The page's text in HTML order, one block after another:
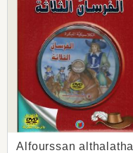
Alfourssan althalatha ال